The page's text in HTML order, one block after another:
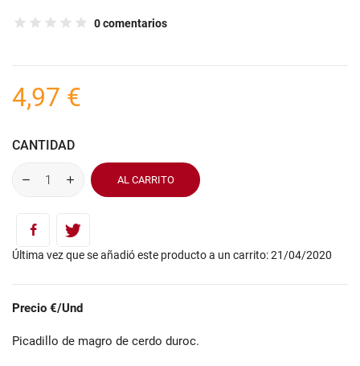
0 comentarios
4,97 €
CANTIDAD
AL CARRITO
Última vez que se añadió este producto a un carrito: 21/04/2020
Precio €/Und
Picadillo de magro de cerdo duroc.